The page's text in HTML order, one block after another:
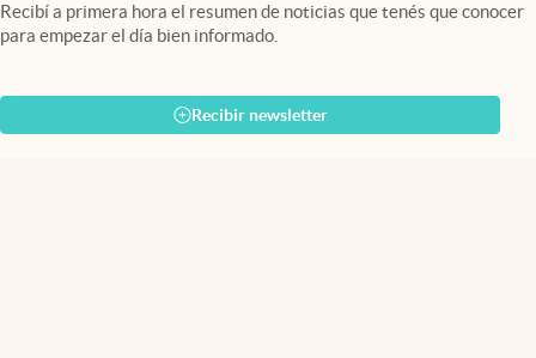
Recibí a primera hora el resumen de noticias que tenés que conocer
para empezar el día bien informado.
Recibir newsletter